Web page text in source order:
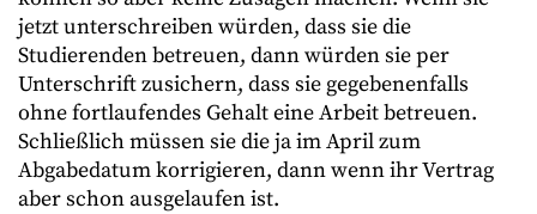
jetzt unterschreiben würden, dass sie die
Studierenden betreuen, dann würden sie per
Unterschrift zusichern, dass sie gegebenenfalls
ohne fortlaufendes Gehalt eine Arbeit betreuen.
Schließlich müssen sie die ja im April zum
Abgabedatum korrigieren, dann wenn ihr Vertrag
aber schon ausgelaufen ist.